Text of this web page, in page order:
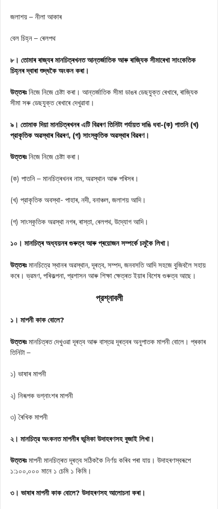
জলাশয় – নীলা আকাৰ
বেল চিহ্ন – ৰেলপথ
৮। তোমাৰ ৰাজ্যৰ মানচিত্ৰখনত আন্তর্জাতিক আৰু ৰাজ্যিক সীমাৰেখা সাংকেতিক
চিহ্নৰ দ্বাৰা শুদ্ধকৈ অংকন কৰা।
উত্তৰঃ নিজে নিজে চেষ্টা কৰা। আন্তর্জাতিক সীমা ডাঙৰ ডেছযুক্ত ৰেখাৰে, ৰাজ্যিক
সীমা সৰু ডেছযুক্ত ৰেখাৰে দেখুৱাবা।
৯। তোমাক দিয়া মানচিত্ৰখনৰ এটি বিৱৰণ তিনিটা পর্যায়ত দাঙি ধবা-(ক) পাতনি (খ)
প্রাকৃতিক অৱস্থাৰ বিৱৰণ, (গ) সাংস্কৃতিক অৱস্থাৰ বিৱৰণ।
উত্তৰঃ নিজে নিজে চেষ্টা কৰা।
(ক) পাতনি – মানচিত্ৰখনৰ নাম, অৱস্থান আৰু পৰিসৰ।
(খ) প্রাকৃতিক অবস্থা- পাহাৰ, নদী, বনাঞ্চল, জলাশয় আদি।
(গ) সাংস্কৃতিক অৱস্থা নগৰ, ৰাস্তা, ৰেলপথ, উদ্যোগ আদি।
১০। মানচিত্ৰ অধ্যয়নৰ গুৰুত্ব আৰু প্ৰয়োজন সম্পর্কে চমুকৈ লিখা।
উত্তৰঃ মানচিত্রে স্থানৰ অৱস্থান, দূৰত্ব, সম্পদ, জনবসতি আদি সহজে বুজিবলৈ সহায়
কৰে। ভ্রমণ, পৰিকল্পনা, প্রশাসন আৰু শিক্ষা ক্ষেত্ৰত ইয়াৰ বিশেষ গুৰুত্ব আছে।
প্রশ্নাবলী
১। মাপনী কাক বোলে?
উত্তৰঃ মানচিত্ৰত দেখুওৱা দূৰত্ব আৰু বাস্তৱ দূৰত্বৰ অনুপাতক মাপনী বোলে। প্ৰকাৰ
তিনিটা –
১) ভাষাৰ মাপনী
২) নিৰূপক ভগ্নাংশৰ মাপনী
৩) ৰৈখিক মাপনী
২। মানচিত্র অংকনত মাপনীৰ ভূমিকা উদাহৰণসহ বুজাই লিখা।
উত্তৰঃ মাপনী মানচিত্ৰত দূৰত্ব সঠিককৈ নির্ণয় কৰিব পৰা যায়। উদাহৰণস্বৰূপে
১:১০০,০০০ মানে ১ চেমি ১ কিমি।
৩। ভাষাৰ মাপনী কাক বোলে? উদাহৰণসহ আলোচনা কৰা।